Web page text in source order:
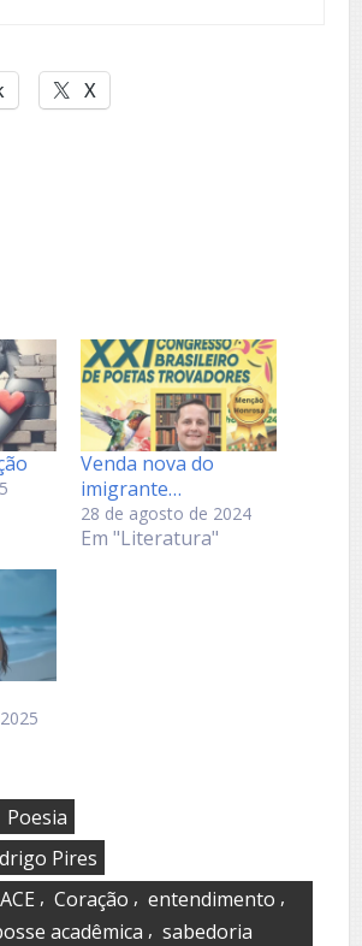
X
Venda nova do
imigrante…
28 de agosto de 2024
Em "Literatura"
Poesia
Pires
, Coração , entendimento ,
acadêmica , sabedoria